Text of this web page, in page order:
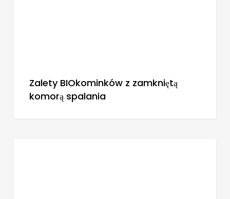
Zalety BIOkominków z zamkniętą
komorą spalania